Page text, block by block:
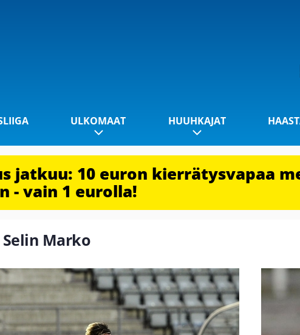
ULKOMAAT HUUHKAJAT
jatkuu: 10 euron kierrätysvapaa
- vain 1 eurolla!
Marko